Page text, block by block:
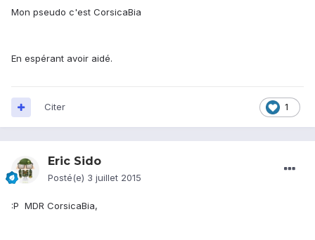
Mon pseudo c'est CorsicaBia
En espérant avoir aidé.
1
Citer
Eric Sido
Posté(e) 3 juillet 2015
:P MDR CorsicaBia,